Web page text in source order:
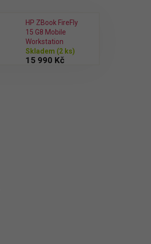
HP ZBook FireFly
15 G8 Mobile
Workstation
Skladem (2 ks)
15 990 Kč